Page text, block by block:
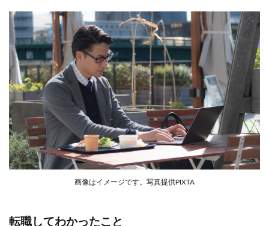
画像はイメージです。写真提供PIXTA
転職してわかったこと